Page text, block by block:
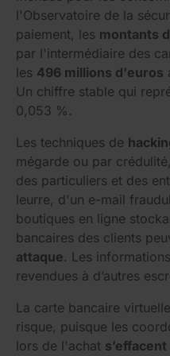
l'Observatoire de la
paiement, les montants
par l'intermédiaire des
les 496 millions d'euros
Un chiffre stable qui
0,053 %.
Les techniques de
mégarde ou par
des particuliers et des
leurre, d'un e-mail
boutiques en ligne
bancaires des clients
attaque. Les
revendues à d’autres
La carte bancaire
risque, puisque les
lors de l'achat s’effacent